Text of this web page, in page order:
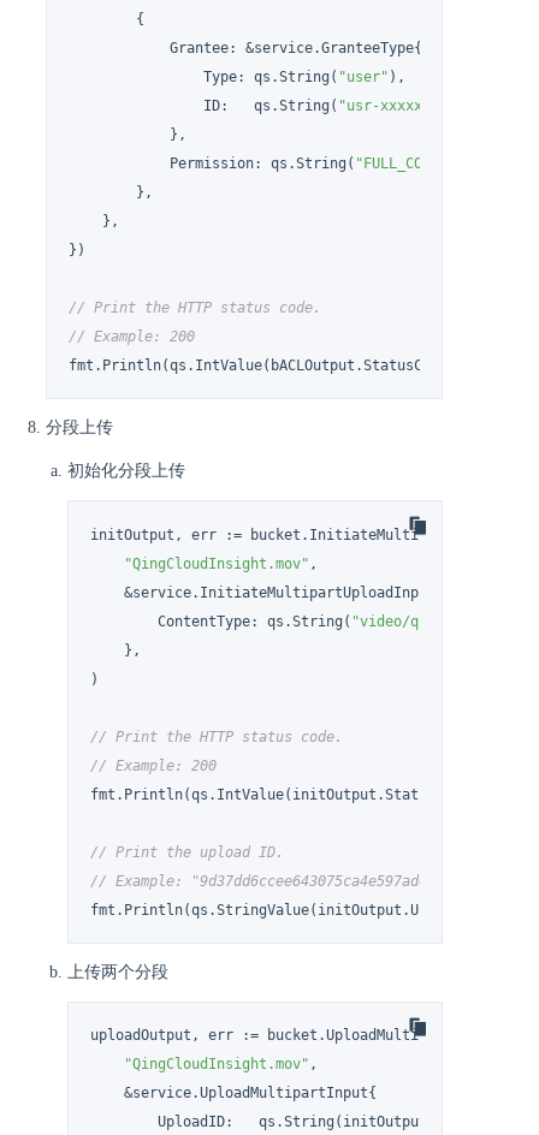
        {
            Grantee: &service.GranteeType{
                Type: qs.String(
"user" ),
                ID:   qs.String(
"usr-xxxxxxxx"
            },
            Permission: qs.String(
"FULL_CONTROL"
        },
    },
})
// Print the HTTP status code.
// Example: 200
fmt.Println(qs.IntValue(bACLOutput.StatusCode))
分段上传
初始化分段上传
initOutput, err := bucket.InitiateMultipartUpload(
"QingCloudInsight.mov" ,
    &service.InitiateMultipartUploadInput{
        ContentType: qs.String(
"video/quicktime"
    },
)
// Print the HTTP status code.
// Example: 200
fmt.Println(qs.IntValue(initOutput.StatusCode))
// Print the upload ID.
// Example: "9d37dd6ccee643075ca4e597ad65655c"
fmt.Println(qs.StringValue(initOutput.UploadID))
上传两个分段
uploadOutput, err := bucket.UploadMultipart(
"QingCloudInsight.mov" ,
    &service.UploadMultipartInput{
        UploadID:   qs.String(initOutput.UploadID),